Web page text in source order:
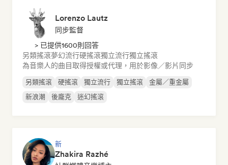
Lorenzo Lautz
同步監督
> 已提供1600則回答
另類搖滾夢幻流行硬搖滾獨立流行獨立搖滾
為音樂人的曲目取得授權或代理，用於影像／影片同步
另類搖滾 硬搖滾 獨立流行 獨立搖滾
金屬／重金屬
新浪潮
後龐克 迷幻搖滾
新
Zhakira Razhé